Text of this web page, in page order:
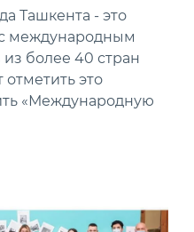
Ташкента - это
международным
более 40 стран
это
«Международную